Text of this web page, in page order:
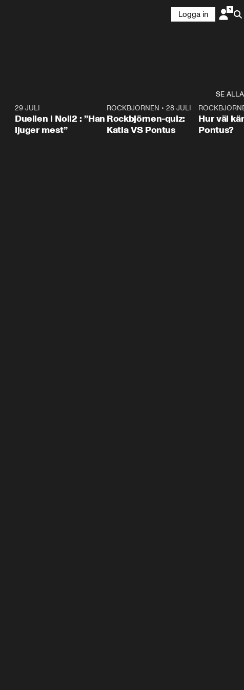
Logga in
SE ALLA
29 JULI
Duellen i Noll2 : ”Han
ljuger mest”
0:15
ROCKBJÖRNEN •28 JULI
Rockbjörnen-quiz:
Katia VS Pontus
Hur väl
Pontus?